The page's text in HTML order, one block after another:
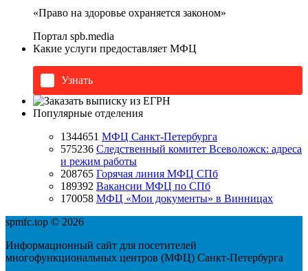
«Право на здоровье охраняется законом»
Портал spb.media
Какие услуги предоставляет МФЦ
Узнать
Популярные отделения
1344651 МФЦ Санкт-Петербурга
575236 Следственный комитет Всеволожск: адреса
и режим работы
208765 Горячая линия МФЦ СПб
189392 Вакансии МФЦ по СПб
170058 МФЦ «Мои документы» в Винницах
spmfc.top © 2026
Информационный сайт для посетителей
многофункциональных центров (МФЦ) Санкт-Петербурга